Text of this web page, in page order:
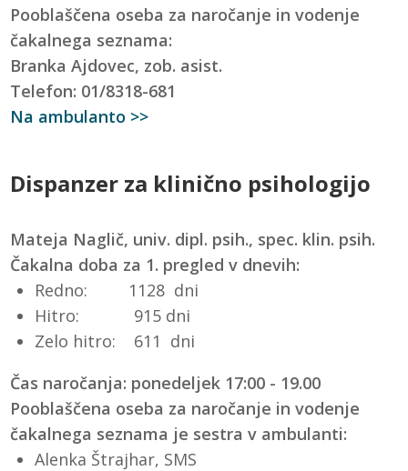
Pooblaščena oseba za naročanje in vodenje
čakalnega seznama:
Branka Ajdovec, zob. asist.
Telefon: 01/8318-681
Na ambulanto >>
Dispanzer za klinično psihologijo
Mateja Naglič, univ. dipl. psih., spec. klin. psih.
Čakalna doba za 1. pregled v dnevih:
Redno: 1128 dni
Hitro: 915 dni
Zelo hitro: 611 dni
Čas naročanja: ponedeljek 17:00 - 19.00
Pooblaščena oseba za naročanje in vodenje
čakalnega seznama je sestra v ambulanti:
Alenka Štrajhar, SMS